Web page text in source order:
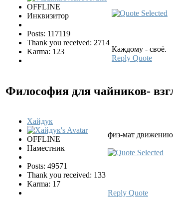
OFFLINE
Инквизитор
Posts: 117119
Thank you received: 2714
Karma: 123
Каждому - своё.
Reply Quote
Философия для чайников-
Хайдук
OFFLINE
Наместник
Posts: 49571
Thank you received: 133
Karma: 17
физ-мат движению
Reply Quote